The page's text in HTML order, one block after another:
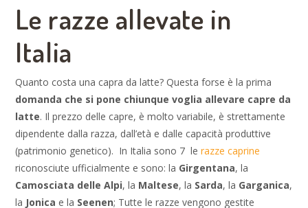
Le razze allevate in
Italia
Quanto costa una capra da latte? Questa forse è la prima
domanda che si pone chiunque voglia allevare capre da
latte. Il prezzo delle capre, è molto variabile, è strettamente
dipendente dalla razza, dall’età e dalle capacità produttive
(patrimonio genetico). In Italia sono 7 lerazze caprine
riconosciute ufficialmente e sono: la Girgentana, la
Camosciata delle Alpi, la Maltese, la Sarda, la Garganica,
la Jonica e la Seenen; Tutte le razze vengono gestite